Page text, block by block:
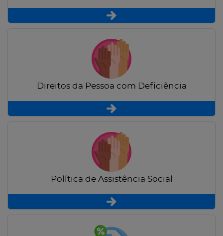
Direitos da Pessoa com Deficiência
Política de Assistência Social